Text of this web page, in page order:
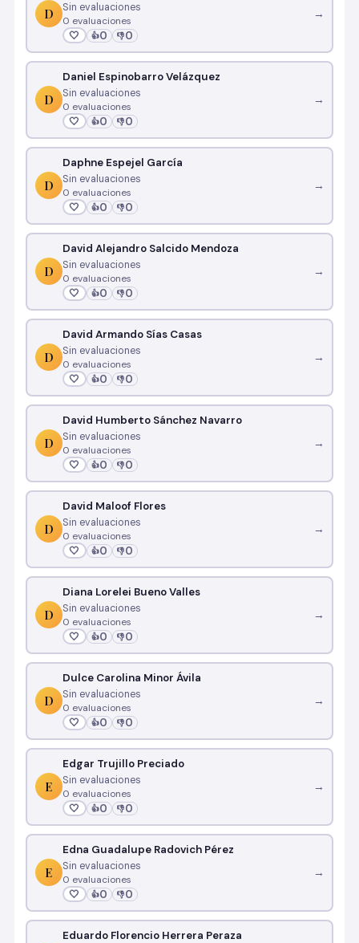
D
Sin evaluaciones
0 evaluaciones
🤍 👍0 👎0
→
D
Daniel Espinobarro Velázquez
Sin evaluaciones
0 evaluaciones
🤍 👍0 👎0
→
D
Daphne Espejel García
Sin evaluaciones
0 evaluaciones
🤍 👍0 👎0
→
D
David Alejandro Salcido Mendoza
Sin evaluaciones
0 evaluaciones
🤍 👍0 👎0
→
D
David Armando Sías Casas
Sin evaluaciones
0 evaluaciones
🤍 👍0 👎0
→
D
David Humberto Sánchez Navarro
Sin evaluaciones
0 evaluaciones
🤍 👍0 👎0
→
D
David Maloof Flores
Sin evaluaciones
0 evaluaciones
🤍 👍0 👎0
→
D
Diana Lorelei Bueno Valles
Sin evaluaciones
0 evaluaciones
🤍 👍0 👎0
→
D
Dulce Carolina Minor Ávila
Sin evaluaciones
0 evaluaciones
🤍 👍0 👎0
→
E
Edgar Trujillo Preciado
Sin evaluaciones
0 evaluaciones
🤍 👍0 👎0
→
E
Edna Guadalupe Radovich Pérez
Sin evaluaciones
0 evaluaciones
🤍 👍0 👎0
→
Eduardo Florencio Herrera Peraza